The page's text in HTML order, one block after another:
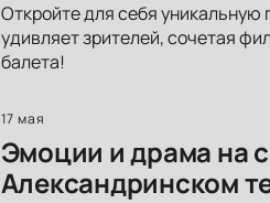
Откройте для себя
удивляет зрителей, сочетая
балета!
17 мая
Эмоции и драма на
Александринском